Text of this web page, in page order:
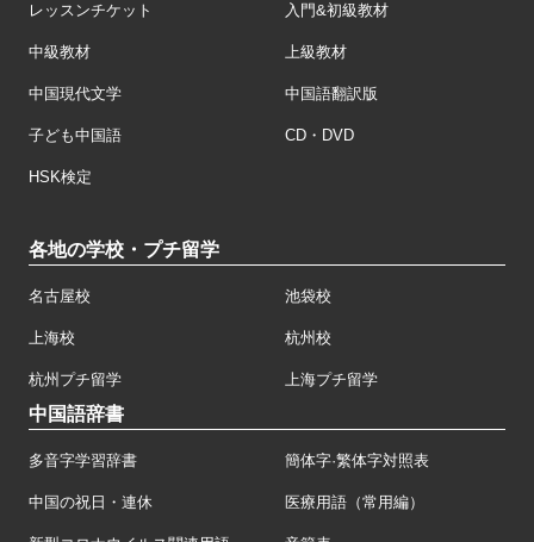
レッスンチケット 入門&初級教材
中級教材 上級教材
中国現代文学 中国語翻訳版
子ども中国語 CD・DVD
HSK検定
各地の学校・プチ留学
名古屋校 池袋校
上海校 杭州校
杭州プチ留学 上海プチ留学
中国語辞書
多音字学習辞書 簡体字·繁体字対照表
中国の祝日・連休 医療用語（常用編）